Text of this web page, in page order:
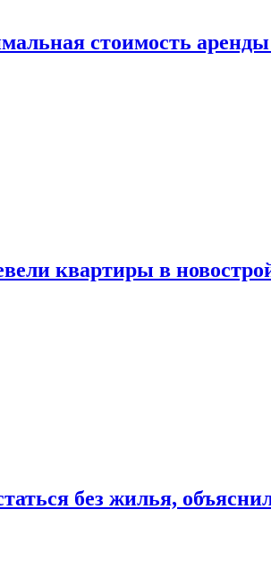
стоимость
квартиры в
без жилья,